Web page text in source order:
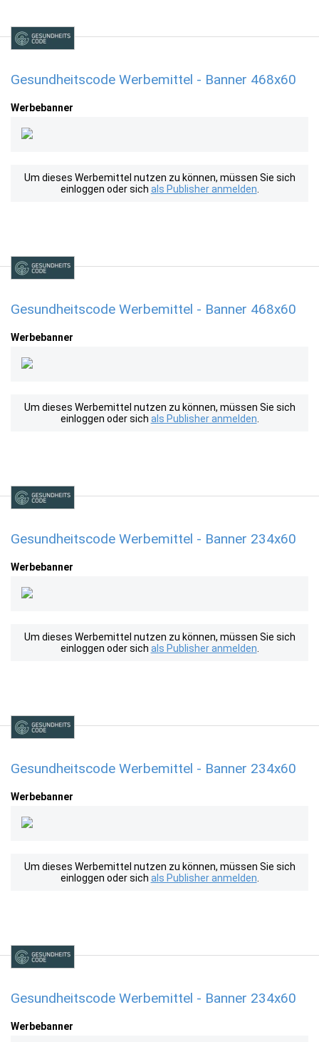
Gesundheitscode Werbemittel - Banner 468x60
Werbebanner
Um dieses Werbemittel nutzen zu können, müssen Sie sich
einloggen oder sich als Publisher anmelden
Gesundheitscode Werbemittel - Banner 468x60
Werbebanner
Um dieses Werbemittel nutzen zu können, müssen Sie sich
einloggen oder sich als Publisher anmelden
Gesundheitscode Werbemittel - Banner 234x60
Werbebanner
Um dieses Werbemittel nutzen zu können, müssen Sie sich
einloggen oder sich als Publisher anmelden
Gesundheitscode Werbemittel - Banner 234x60
Werbebanner
Um dieses Werbemittel nutzen zu können, müssen Sie sich
einloggen oder sich als Publisher anmelden
Gesundheitscode Werbemittel - Banner 234x60
Werbebanner